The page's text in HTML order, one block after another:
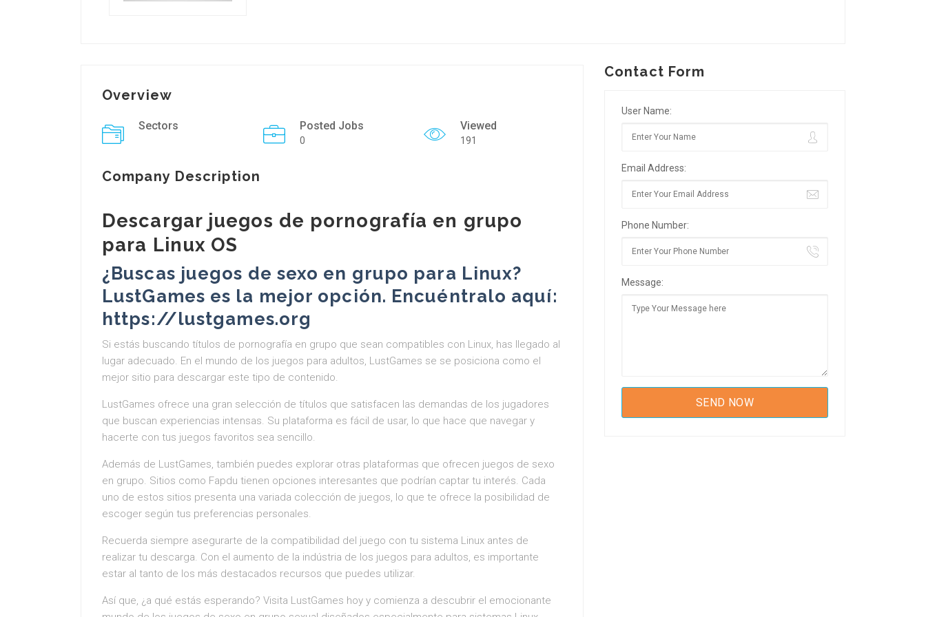
Overview
Sectors Posted Jobs
0
Viewed
191
Company Description
Descargar juegos de pornografía en grupo
para Linux OS
¿Buscas juegos de sexo en grupo para Linux?
LustGames es la mejor opción. Encuéntralo aquí:
https://lustgames.org
Si estás buscando títulos de pornografía en grupo que sean compatibles con Linux, has llegado al
lugar adecuado. En el mundo de los juegos para adultos, LustGames se se posiciona como el
mejor sitio para descargar este tipo de contenido.
LustGames ofrece una gran selección de títulos que satisfacen las demandas de los jugadores
que buscan experiencias intensas. Su plataforma es fácil de usar, lo que hace que navegar y
hacerte con tus juegos favoritos sea sencillo.
Además de LustGames, también puedes explorar otras plataformas que ofrecen juegos de sexo
en grupo. Sitios como Fapdu tienen opciones interesantes que podrían captar tu interés. Cada
uno de estos sitios presenta una variada colección de juegos, lo que te ofrece la posibilidad de
escoger según tus preferencias personales.
Recuerda siempre asegurarte de la compatibilidad del juego con tu sistema Linux antes de
realizar tu descarga. Con el aumento de la indústria de los juegos para adultos, es importante
estar al tanto de los más destacados recursos que puedes utilizar.
Así que, ¿a qué estás esperando? Visita LustGames hoy y comienza a descubrir el emocionante
Contact Form
User Name:
Email Address:
Phone Number:
Message: